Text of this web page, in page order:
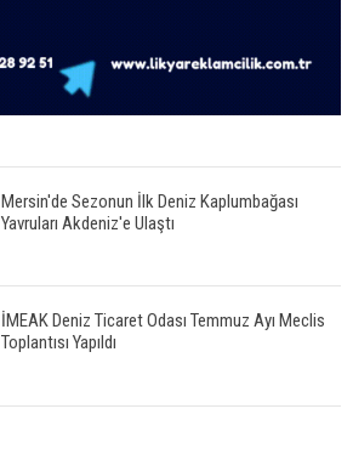
Mersin'de Sezonun İlk Deniz Kaplumbağası
Yavruları Akdeniz'e Ulaştı
İMEAK Deniz Ticaret Odası Temmuz Ayı Meclis
Toplantısı Yapıldı